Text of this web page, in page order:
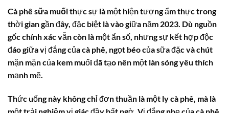
Cà phê sữa muốithực sự là một hiện tượng ẩm thực trong
thời gian gần đây, đặc biệt là vào giữa năm 2023. Dù nguồn
gốc chính xác vẫn còn là một ẩn số, nhưng sự kết hợp độc
đáo giữa vị đắng của cà phê, ngọt béo của sữa đặc và chút
mặn mặn của kem muối đã tạo nên một làn sóng yêu thích
mạnh mẽ.
Thức uống này không chỉ đơn thuần là một ly cà phê, mà là
một trải nghiệm vị giác đầy bất ngờ. Vị đắng nhẹ của cà phê